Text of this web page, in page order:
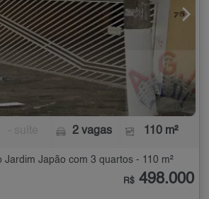
2 vagas 110 m²
Jardim Japão com 3 quartos - 110 m²
R$ 498.000